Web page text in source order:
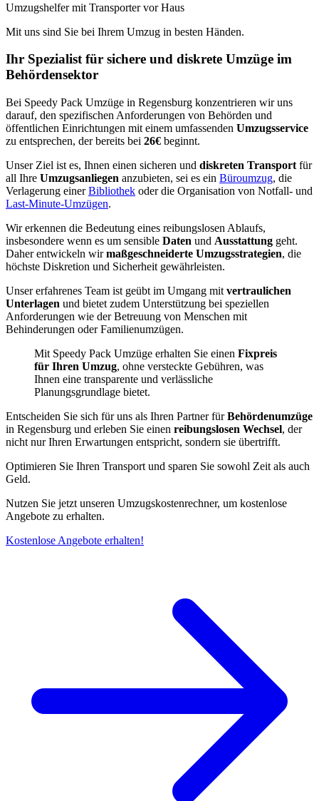
Umzugshelfer mit Transporter vor Haus
Mit uns sind Sie bei Ihrem Umzug in besten Händen.
Ihr Spezialist für sichere und diskrete Umzüge im
Behördensektor
Bei Speedy Pack Umzüge in Regensburg konzentrieren wir uns
darauf, den spezifischen Anforderungen von Behörden und
öffentlichen Einrichtungen mit einem umfassenden Umzugsservice
zu entsprechen, der bereits bei 26€ beginnt.
Unser Ziel ist es, Ihnen einen sicheren und diskreten Transport für
all Ihre Umzugsanliegen anzubieten, sei es ein Büroumzug, die
Verlagerung einerBibliothek oder die Organisation von Notfall- und
Last-Minute-Umzügen.
Wir erkennen die Bedeutung eines reibungslosen Ablaufs,
insbesondere wenn es um sensible Daten und Ausstattung geht.
Daher entwickeln wirmaßgeschneiderte Umzugsstrategien, die
höchste Diskretion und Sicherheit gewährleisten.
Unser erfahrenes Team ist geübt im Umgang mit vertraulichen
Unterlagen und bietet zudem Unterstützung bei speziellen
Anforderungen wie der Betreuung von Menschen mit
Behinderungen oder Familienumzügen.
Mit Speedy Pack Umzüge erhalten Sie einen Fixpreis
für Ihren Umzug, ohne versteckte Gebühren, was
Ihnen eine transparente und verlässliche
Planungsgrundlage bietet.
Entscheiden Sie sich für uns als Ihren Partner fürBehördenumzüge
in Regensburg und erleben Sie einen reibungslosen Wechsel, der
nicht nur Ihren Erwartungen entspricht, sondern sie übertrifft.
Optimieren Sie Ihren Transport und sparen Sie sowohl Zeit als auch
Geld.
Nutzen Sie jetzt unseren Umzugskostenrechner, um kostenlose
Angebote zu erhalten.
Kostenlose Angebote erhalten!